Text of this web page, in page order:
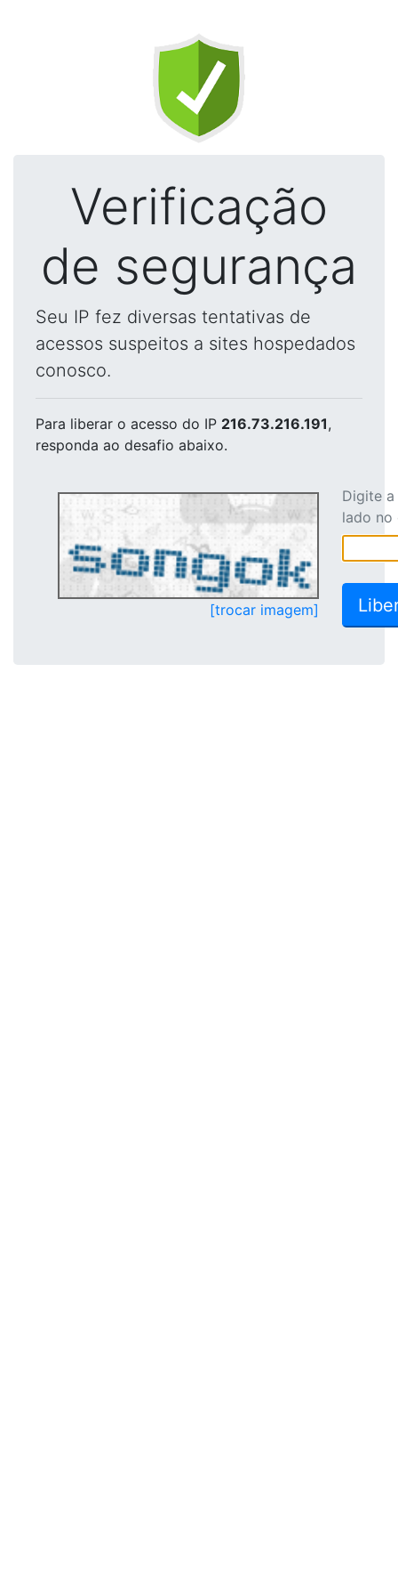
Verificação
de segurança
Seu IP fez diversas tentativas de
acessos suspeitos a sites hospedados
conosco.
Para liberar o acesso do IP 216.73.216.191,
responda ao desafio abaixo.
[trocar imagem]
Digite
lado no